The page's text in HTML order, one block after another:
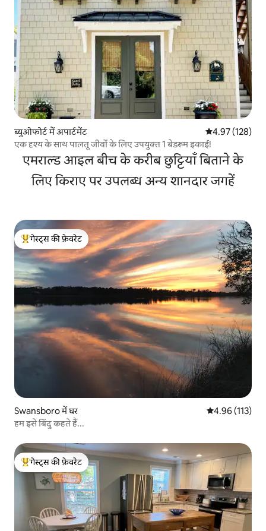
ब्युओफोर्ट में अपार्टमेंट औसत रेटिंग 5 में से
4.97 (128)
एक दृश्य के साथ पालतू जीवों के लिए उपयुक्त 1 बेडरूम इकाई!
एमराल्ड आइल बीच के करीब छुट्टियाँ बिताने के
लिए किराए पर उपलब्ध अन्य शानदार जगहें
गेस्ट्स का टॉप फ़ेवरेट
गेस्ट्स की फ़ेवरेट
Swansboro में घर औसत रेटिंग 5 में से
4.96 (113)
हम इसे बिंदु कहते हैं...
गेस्ट्स का टॉप फ़ेवरेट
गेस्ट्स की फ़ेवरेट